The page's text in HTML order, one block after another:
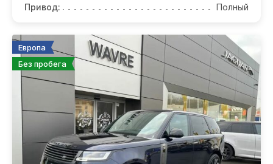
Привод:
Полный
Европа
Без пробега